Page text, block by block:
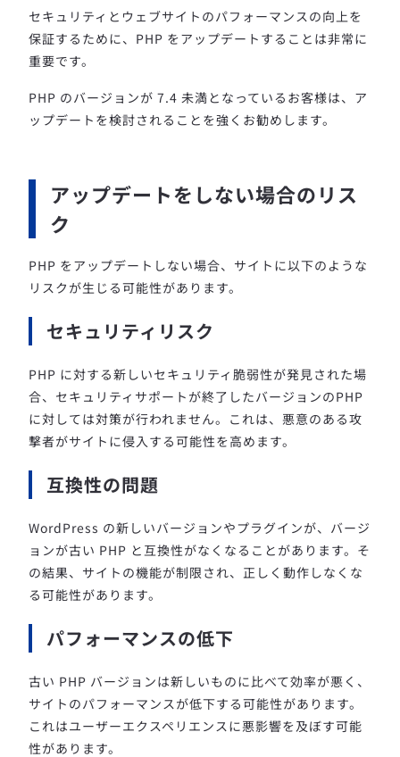
セキュリティとウェブサイトのパフォーマンスの向上を
保証するために、PHP をアップデートすることは非常に
重要です。
PHP のバージョンが 7.4 未満となっているお客様は、ア
ップデートを検討されることを強くお勧めします。
アップデートをしない場合のリス
ク
PHP をアップデートしない場合、サイトに以下のような
リスクが生じる可能性があります。
セキュリティリスク
PHP に対する新しいセキュリティ脆弱性が発見された場
合、セキュリティサポートが終了したバージョンのPHP
に対しては対策が行われません。これは、悪意のある攻
撃者がサイトに侵入する可能性を高めます。
互換性の問題
WordPress の新しいバージョンやプラグインが、バージ
ョンが古い PHP と互換性がなくなることがあります。そ
の結果、サイトの機能が制限され、正しく動作しなくな
る可能性があります。
パフォーマンスの低下
古い PHP バージョンは新しいものに比べて効率が悪く、
サイトのパフォーマンスが低下する可能性があります。
これはユーザーエクスペリエンスに悪影響を及ぼす可能
性があります。